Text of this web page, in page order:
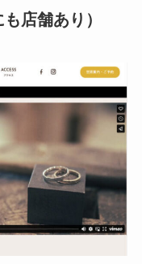
店舗あり）